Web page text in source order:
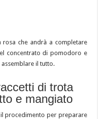
rosa che andrà a completare
concentrato di pomodoro e
assemblare il tutto.
di trota
e mangiato
procedimento per preparare